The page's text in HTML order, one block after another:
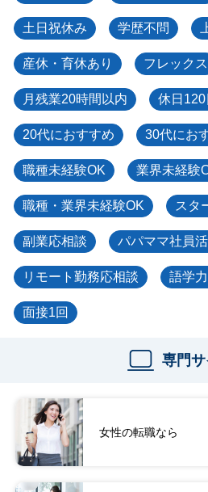
土日祝休み 学歴不問
産休・育休あり フレックス
月残業20時間以内 休日120
20代におすすめ 30代にお
職種未経験OK 業界未経験
職種・業界未経験OK スタ
副業応相談 パパママ社員
リモート勤務応相談 語学
面接1回
専門サ
女性の転職なら